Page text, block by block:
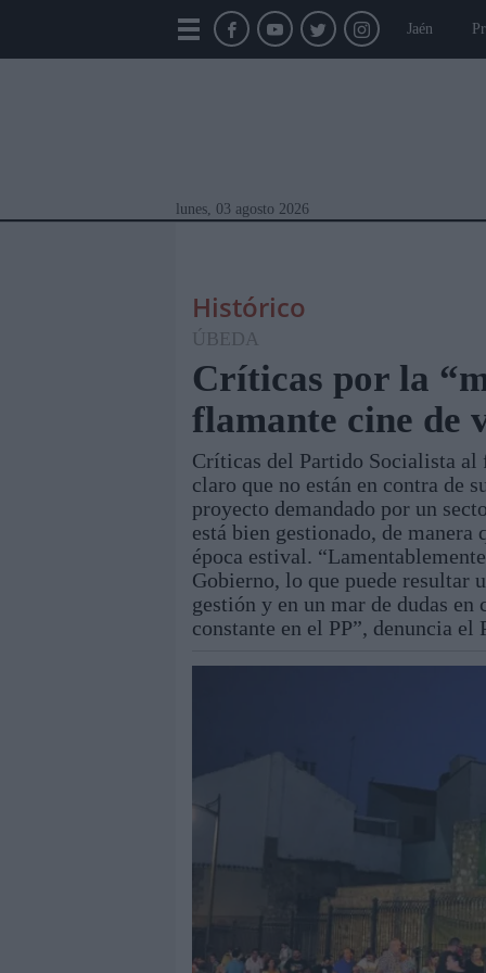
Jaén
lunes, 03 agosto 2026
Módulos Portada Jaén Provincia
Histórico
ÚBEDA
Críticas por la
flamante cine de
Críticas del Partido Socialista al
claro que no están en contra de
proyecto demandado por un
está bien gestionado, de
época estival.
Gobierno, lo que puede resultar
gestión y en un mar de dudas en
constante en el PP”, denuncia el